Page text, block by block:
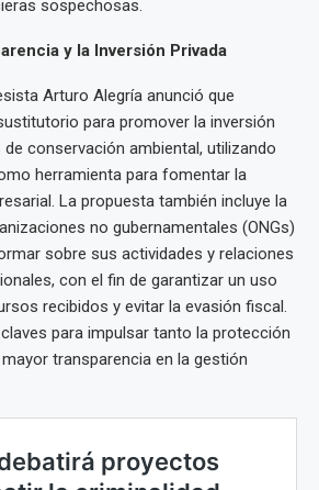
sospechosas.
y la Inversión Privada
Arturo Alegría anunció que
para promover la inversión
conservación ambiental, utilizando
herramienta para fomentar la
La propuesta también incluye la
no gubernamentales (ONGs)
sobre sus actividades y relaciones
con el fin de garantizar un uso
recibidos y evitar la evasión fiscal.
para impulsar tanto la protección
transparencia en la gestión